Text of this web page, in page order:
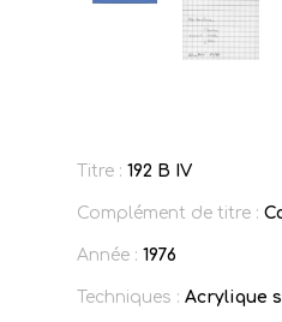
Titre : 192 B IV
Complément de titre :
Année : 1976
Techniques : Acrylique